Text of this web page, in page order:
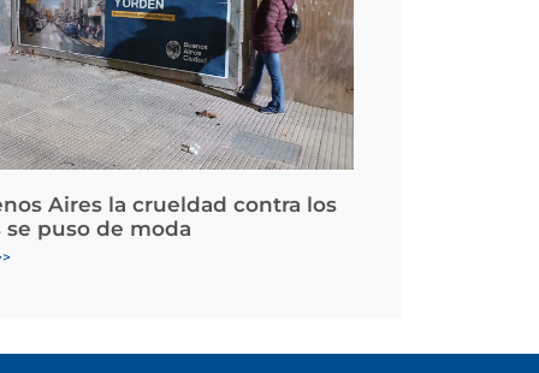
Aires la crueldad contra los
se puso de moda